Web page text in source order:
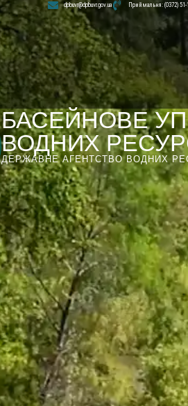
dpbuvr@dpbuvr.gov.ua Приймальня: (0372) 51-
БАСЕЙНОВЕ
ВОДНИХ
ДЕРЖАВНЕ АГЕНТСТВО ВОДНИХ